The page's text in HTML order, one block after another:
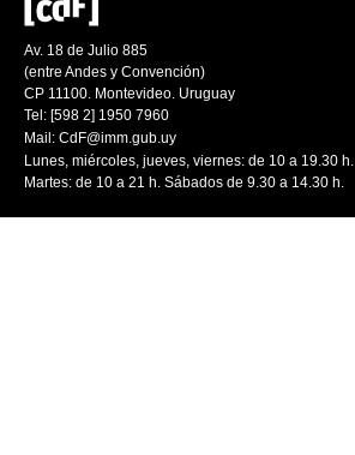
Av. 18 de Julio 885
(entre Andes y Convención)
CP 11100. Montevideo. Uruguay
Tel: [598 2] 1950 7960
Mail: CdF@imm.gub.uy
Lunes, miércoles, jueves, viernes: de 10 a 19.30 h.
Martes: de 10 a 21 h. Sábados de 9.30 a 14.30 h.